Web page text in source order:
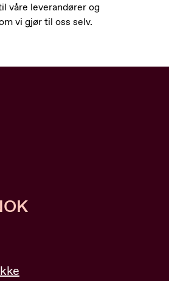
våre leverandører og
vi gjør til oss selv.
188,6